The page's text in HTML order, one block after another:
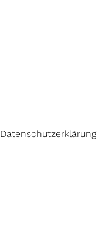
Datenschutzerklärung